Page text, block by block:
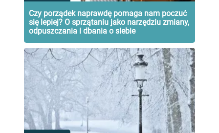
Czy porządek naprawdę pomaga nam poczuć
się lepiej? O sprzątaniu jako narzędziu zmiany,
odpuszczania i dbania o siebie